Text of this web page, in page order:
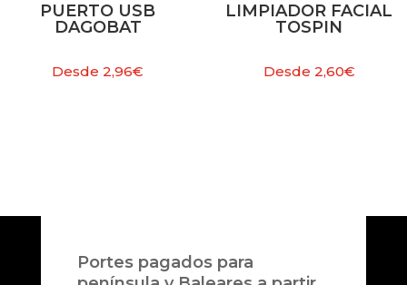
PUERTO USB
DAGOBAT
Desde2,96€
LIMPIADOR FACIAL
TOSPIN
Desde 2,60€
Portes pagados para